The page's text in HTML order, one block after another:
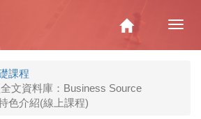
Home
課程
文資料庫：Business Source
色介紹(線上課程)